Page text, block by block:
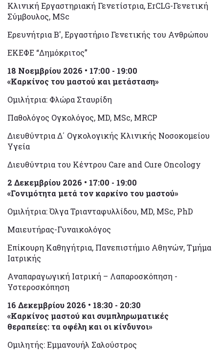
Κλινική Εργαστηριακή Γενετίστρια, ErCLG-Γενετική
Σύμβουλος, MSc
Ερευνήτρια Β', Εργαστήριο Γενετικής του Ανθρώπου
ΕΚΕΦΕ “Δημόκριτος”
18 Νοεμβρίου 2026 • 17:00 - 19:00
«Καρκίνος του μαστού και μετάσταση»
Ομιλήτρια: Φλώρα Σταυρίδη
Παθολόγος Ογκολόγος, MD, MSc, MRCP
Διευθύντρια Δ΄ Ογκολογικής Κλινικής Νοσοκομείου
Υγεία
Διευθύντρια του Κέντρου Care and Cure Oncology
2 Δεκεμβρίου 2026 • 17:00 - 19:00
«Γονιμότητα μετά τον καρκίνο του μαστού»
Ομιλήτρια: Όλγα Τριανταφυλλίδου, MD, MSc, PhD
Μαιευτήρας-Γυναικολόγος
Επίκουρη Καθηγήτρια, Πανεπιστήμιο Αθηνών, Τμήμα
Ιατρικής
Αναπαραγωγική Ιατρική – Λαπαροσκόπηση -
Υστεροσκόπηση
16 Δεκεμβρίου 2026 • 18:30 - 20:30
«Καρκίνος μαστού και συμπληρωματικές
θεραπείες: τα οφέλη και οι κίνδυνοι»
Ομιλητής: Εμμανουήλ Σαλούστρος